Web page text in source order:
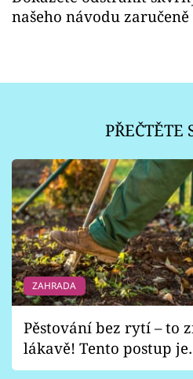
našeho návodu zaručeně
PŘEČTĚTE
ZAHRADA
Pěstování bez rytí – to
lákavě! Tento postup je
vhodný jen pro některé